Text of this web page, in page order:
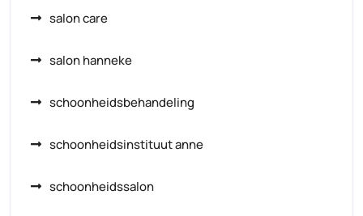
salon care
salon hanneke
schoonheidsbehandeling
schoonheidsinstituut anne
schoonheidssalon